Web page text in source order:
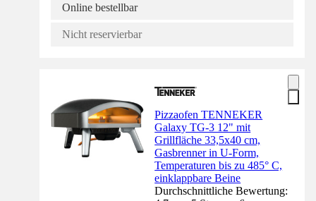
Online bestellbar
Nicht reservierbar
Pizzaofen TENNEKER
Galaxy TG-3 12" mit
Grillfläche 33,5x40 cm,
Gasbrenner in U-Form,
Temperaturen bis zu 485° C,
einklappbare Beine
Durchschnittliche Bewertung: